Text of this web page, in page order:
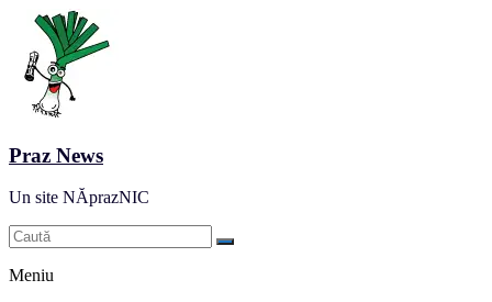
Praz News
Un site NĂprazNIC
Meniu